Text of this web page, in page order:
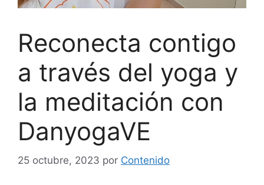
Reconecta contigo
a través del yoga y
la meditación con
DanyogaVE
25 octubre, 2023 por Contenido